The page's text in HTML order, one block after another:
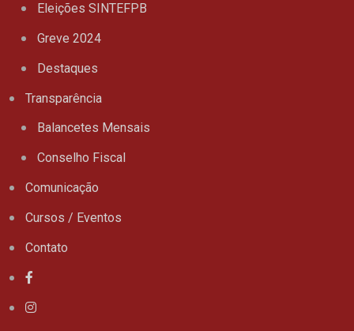
Eleições SINTEFPB
Greve 2024
Destaques
Transparência
Balancetes Mensais
Conselho Fiscal
Comunicação
Cursos / Eventos
Contato